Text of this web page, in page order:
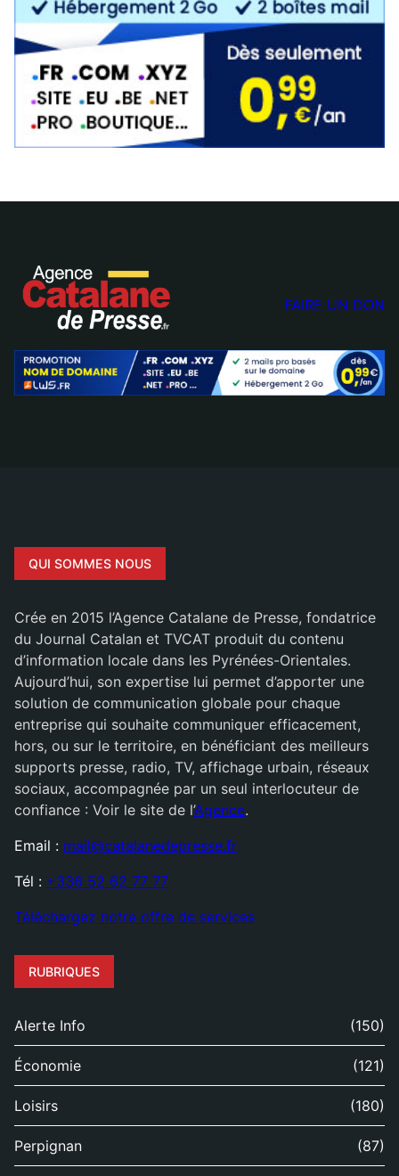
FAIRE UN DON
QUI SOMMES NOUS
Crée en 2015 l’Agence Catalane de Presse, fondatrice
du Journal Catalan et TVCAT produit du contenu
d’information locale dans les Pyrénées-Orientales.
Aujourd’hui, son expertise lui permet d’apporter une
solution de communication globale pour chaque
entreprise qui souhaite communiquer efficacement,
hors, ou sur le territoire, en bénéficiant des meilleurs
supports presse, radio, TV, affichage urbain, réseaux
sociaux, accompagnée par un seul interlocuteur de
confiance : Voir le site de l’Agence.
Email : mail@catalanedepresse.fr
Tél : +336 52 62 77 77
Téléchargez notre offre de services
RUBRIQUES
Alerte Info (150)
Économie (121)
Loisirs (180)
Perpignan (87)